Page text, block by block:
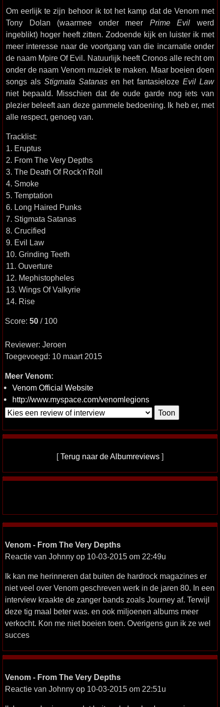
Om eerlijk te zijn behoor ik tot het kamp dat de Venom met
Tony Dolan (waarmee onder meer Prime Evil werd
ingeblikt) hoger heeft zitten. Zodoende kijk en luister ik met
meer interesse naar de voortgang van die incarnatie onder
de naam Mpire Of Evil. Natuurlijk heeft Cronos alle recht om
onder de naam Venom muziek te maken. Maar boeien doen
songs als Stigmata Satanasen het fantasielozeEvil Law
niet bepaald. Misschien dat de oude garde nog iets van
plezier beleeft aan deze gammele bedoening. Ik heb er, met
alle respect, genoeg van.
Tracklist:
1. Eruptus
2. From The Very Depths
3. The Death Of Rock'n'Roll
4. Smoke
5. Temptation
6. Long Haired Punks
7. Stigmata Satanas
8. Crucified
9. Evil Law
10. Grinding Teeth
11. Ouverture
12. Mephistopheles
13. Wings Of Valkyrie
14. Rise
Score: 50 / 100
Reviewer: Jeroen
Toegevoegd: 10 maart 2015
Meer Venom:
Venom Official Website
http://www.myspace.com/venomlegions
[Terug naar de Albumreviews ]
Venom - From The Very Depths
Reactie van Johnny op 10-03-2015 om 22:49u
Ik kan me herinneren dat buiten de hardrock magazines er
niet veel over Venom geschreven werk in de jaren 80. In een
interview kraakte de zanger bands zoals Journey af. Terwijl
deze tig maal beter was. en ook miljoenen albums meer
verkocht. Kon me niet boeien toen. Overigens gun ik ze wel
succes
Venom - From The Very Depths
Reactie van Johnny op 10-03-2015 om 22:51u